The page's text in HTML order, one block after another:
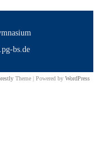
bs.de
Theme | Powered by WordPress